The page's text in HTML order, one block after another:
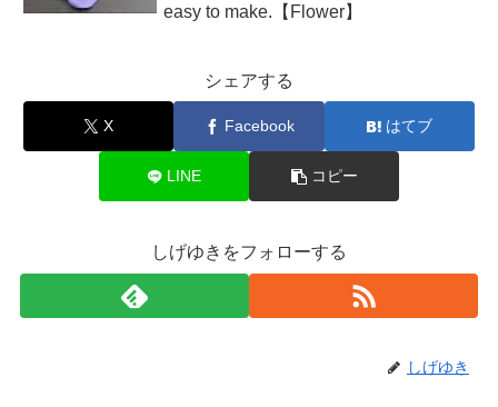
easy to make.【Flower】
シェアする
X Facebook はてブ
LINE コピー
しげゆきをフォローする
しげゆき